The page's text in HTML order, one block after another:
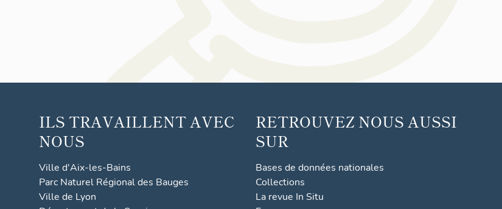
ILS TRAVAILLENT AVEC
NOUS
Ville d'Aix-les-Bains
Parc Naturel Régional des Bauges
Ville de Lyon
RETROUVEZ NOUS AUSSI
SUR
Bases de données nationales
Collections
La revue In Situ